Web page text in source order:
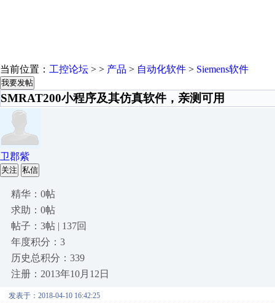
当前位置： 工控论坛 > > 产品 > 自动化软件 > Siemens软件
我要发帖
SMRAT200小程序及其仿真软件，亲测可用
卫郡紫
关注 私信
精华：0帖
求助：0帖
帖子：3帖 | 137回
年度积分：3
历史总积分：339
注册：2013年10月12日
发表于：2018-04-10 16:42:25